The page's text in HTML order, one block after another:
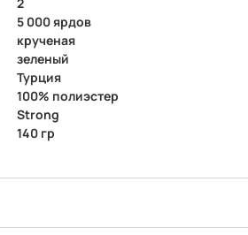
5 000 ярдов
крученая
зеленый
Турция
100% полиэстер
Strong
140 гр